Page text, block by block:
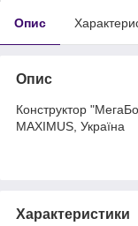
Опис
Опис
Конструктор
MAXIMUS, Україна
Характеристики